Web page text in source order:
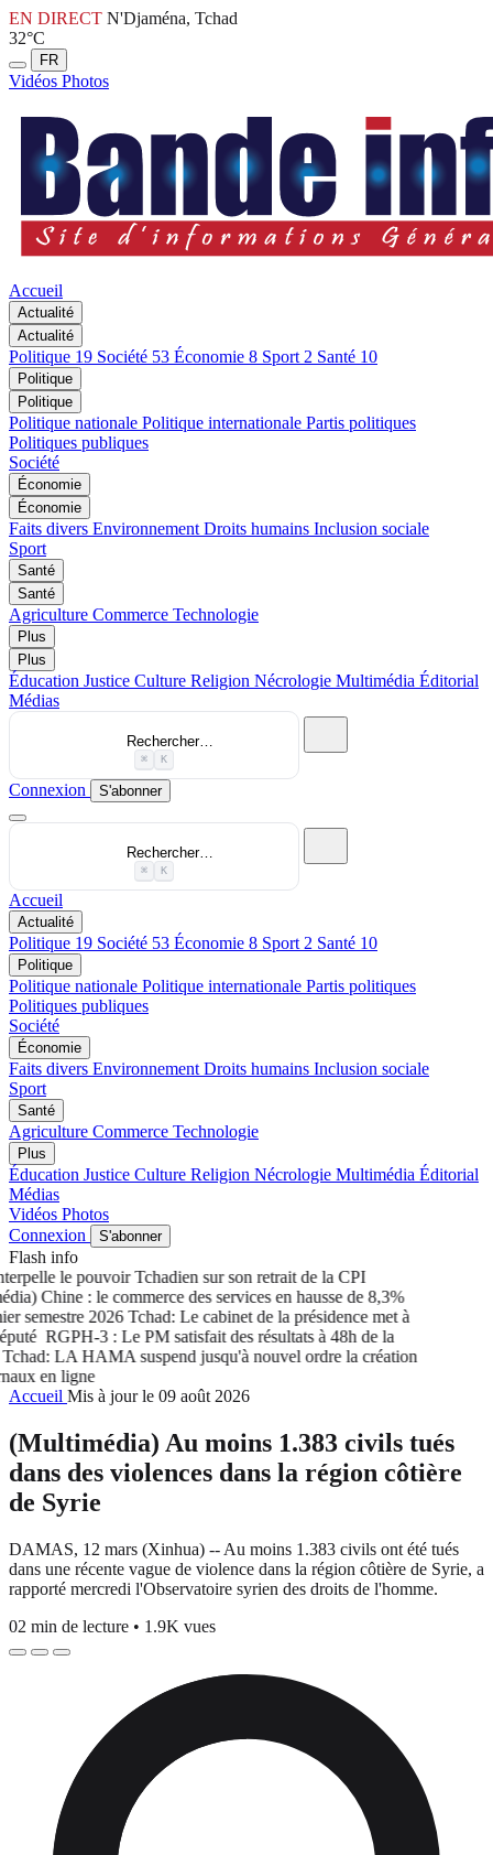
EN DIRECT N'Djaména, Tchad
32°C
FR
Vidéos Photos
Accueil
Actualité
Actualité
Politique 19 Société 53 Économie 8 Sport 2 Santé 10
Politique
Politique
Politique nationale Politique internationale Partis politiques
Politiques publiques
Société
Économie
Économie
Faits divers Environnement Droits humains Inclusion sociale
Sport
Santé
Santé
Agriculture Commerce Technologie
Plus
Plus
Éducation Justice Culture Religion Nécrologie Multimédia Éditorial
Médias
Rechercher…
⌘ K
Connexion S'abonner
Rechercher…
⌘ K
Accueil
Actualité
Politique 19 Société 53 Économie 8 Sport 2 Santé 10
Politique
Politique nationale Politique internationale Partis politiques
Politiques publiques
Société
Économie
Faits divers Environnement Droits humains Inclusion sociale
Sport
Santé
Agriculture Commerce Technologie
Plus
Éducation Justice Culture Religion Nécrologie Multimédia Éditorial
Médias
Vidéos Photos
Connexion
S'abonner
Flash info
le pouvoir Tchadien sur son retrait de la CPI
Chine : le commerce des services en hausse de 8,3%
semestre 2026Tchad: Le cabinet de la présidence met à
RGPH-3 : Le PM satisfait des résultats à 48h de la
LA HAMA suspend jusqu'à nouvel ordre la création
en ligne
Accueil Mis à jour le 09 août 2026
(Multimédia) Au moins 1.383 civils tués
dans des violences dans la région côtière
de Syrie
DAMAS, 12 mars (Xinhua) -- Au moins 1.383 civils ont été tués
dans une récente vague de violence dans la région côtière de Syrie, a
rapporté mercredi l'Observatoire syrien des droits de l'homme.
02 min de lecture • 1.9K vues